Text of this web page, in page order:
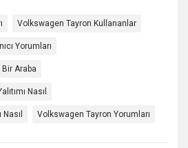
Volkswagen Tayron Kullananlar
Yorumları
Araba
Nasıl
Volkswagen Tayron Yorumları